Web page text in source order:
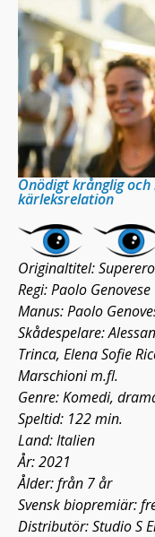
Onödigt krånglig
kärleksrelation
Originaltitel:
Regi: Paolo Genovese
Manus: Paolo
Skådespelare:
Trinca, Elena Sofie
Marschioni m.fl.
Genre: Komedi,
Speltid: 122 min.
Land: Italien
År: 2021
Ålder: från 7 år
Svensk biopremiär:
Distributör: Studio S